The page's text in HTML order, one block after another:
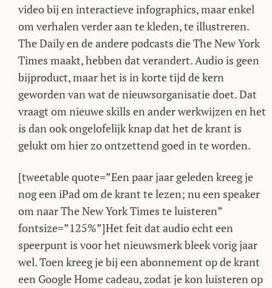
video bij en interactieve infographics, maar enkel
om verhalen verder aan te kleden, te illustreren.
The Daily en de andere podcasts die The New York
Times maakt, hebben dat verandert. Audio is geen
bijproduct, maar het is in korte tijd de kern
geworden van wat de nieuwsorganisatie doet. Dat
vraagt om nieuwe skills en ander werkwijzen en het
is dan ook ongelofelijk knap dat het de krant is
gelukt om hier zo ontzettend goed in te worden.
[tweetable quote=”Een paar jaar geleden kreeg je
nog een iPad om de krant te lezen; nu een speaker
om naar The New York Times te luisteren”
fontsize=”125%”]Het feit dat audio echt een
speerpunt is voor het nieuwsmerk bleek vorig jaar
wel. Toen kreeg je bij een abonnement op de krant
een Google Home cadeau, zodat je kon luisteren op